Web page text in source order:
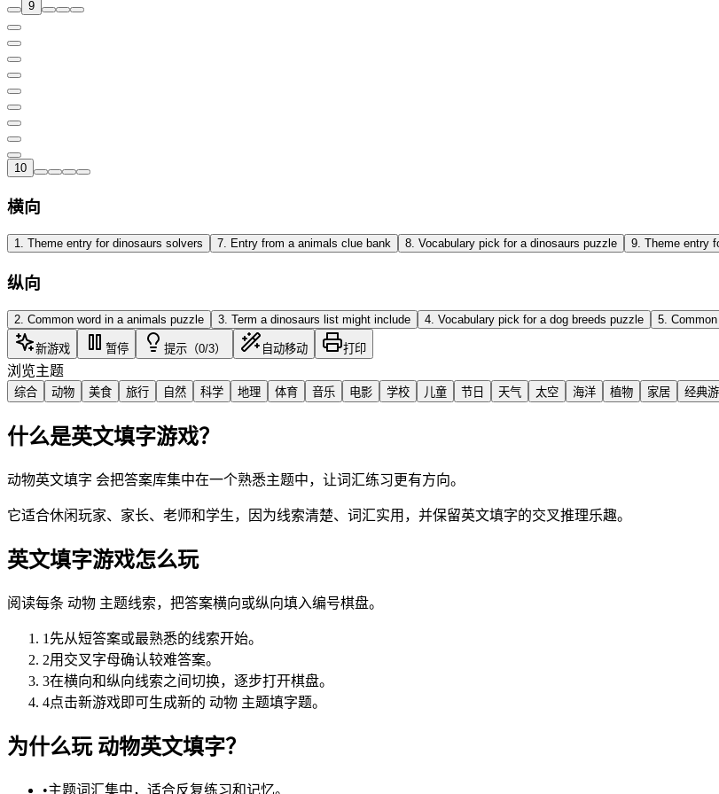
9
10
横向
1. Theme entry for dinosaurs solvers 7. Entry from a animals clue bank 8. Vocabulary pick for a dinosaurs puzzle 9. Theme entry
纵向
2 Common word in a animals puzzle 3 Term a dinosaurs list might include 4 Vocabulary pick for a dog breeds puzzle 5
新游戏 暂停 提示（0/3） 自动移动 打印
浏览主题
综合 动物 美食 旅行 自然 科学 地理 体育 音乐 电影 学校 儿童 节日 天气 太空 海洋 植物 家居 经典
什么是英文填字游戏？
动物英文填字 会把答案库集中在一个熟悉主题中，让词汇练习更有方向。
它适合休闲玩家、家长、老师和学生，因为线索清楚、词汇实用，并保留英文填字的交叉推理乐趣。
英文填字游戏怎么玩
阅读每条 动物 主题线索，把答案横向或纵向填入编号棋盘。
1 先从短答案或最熟悉的线索开始。
2用交叉字母确认较难答案。
3在横向和纵向线索之间切换，逐步打开棋盘。
4点击新游戏即可生成新的 动物 主题填字题。
为什么玩 动物英文填字？
•主题词汇集中，适合反复练习和记忆。